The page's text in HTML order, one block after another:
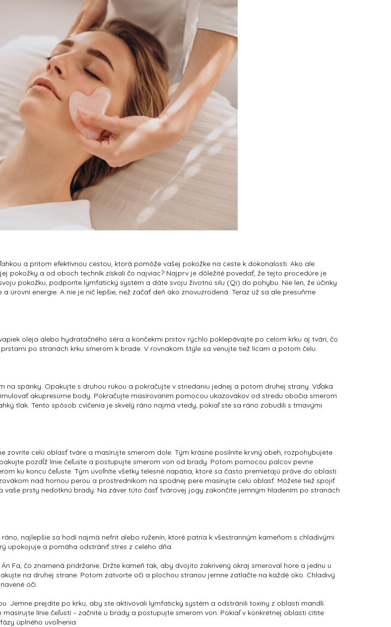
a pritom efektívnou cestou, ktorá pomôže vašej pokožke na ceste k dokonalosti. Ako ale
pokožky a od oboch techník získali čo najviac? Najprv je dôležité povedať, že tejto procedúre je
pokožku, podporíte lymfatický systém a dáte svoju životnú silu (Qi) do pohybu. Nie len, že účinky
energie. A nie je nič lepšie, než začať deň ako znovuzrodená. Teraz už sa ale presuňme
oleja alebo hydratačného séra a končekmi prstov rýchlo poklepávajte po celom krku aj tvári, čo
po stranách krku smerom k brade. V rovnakom štýle sa venujte tiež lícam a potom čelu.
spánky. Opakujte s druhou rukou a pokračujte v striedaniu jednej a potom druhej strany. Vďaka
akupresúrne body. Pokračujte masírovaním pomocou ukazovákov od stredu obočia smerom
tlak. Tento spôsob cvičenia je skvelý ráno najmä vtedy, pokiaľ ste sa ráno zobudili s tmavými
zovrite celú oblasť tváre a masírujte smerom dole. Tým krásne posilníte krvný obeh, rozpohybujete
pozdĺž línie čeľuste a postupujte smerom von od brady. Potom pomocou palcov pevne
ku koncu čeľuste. Tým uvoľníte všetky telesné napätia, ktoré sa často premietajú práve do oblasti
nad hornou perou a prostredníkom na spodnej pere masírujte celú oblasť. Môžete tiež spojiť
prsty nedotknú brady. Na záver túto časť tvárovej jogy zakončite jemným hladením po stranách
najlepšie sa hodí najmä nefrit alebo ruženín, ktoré patria k všestranným kameňom s chladivými
upokojuje a pomáha odstrániť stres z celého dňa.
Fa, čo znamená pridržanie. Držte kameň tak, aby dvojito zakrivený okraj smeroval hore a jednu u
na druhej strane. Potom zatvorte oči a plochou stranou jemne zatlačte na každé oko. Chladivý
oči.
Jemne prejdite po krku, aby ste aktivovali lymfatický systém a odstránili toxíny z oblasti mandlí.
línie čeľustí – začnite u brady a postupujte smerom von. Pokiaľ v konkrétnej oblasti cítite
úplného uvoľnenia.